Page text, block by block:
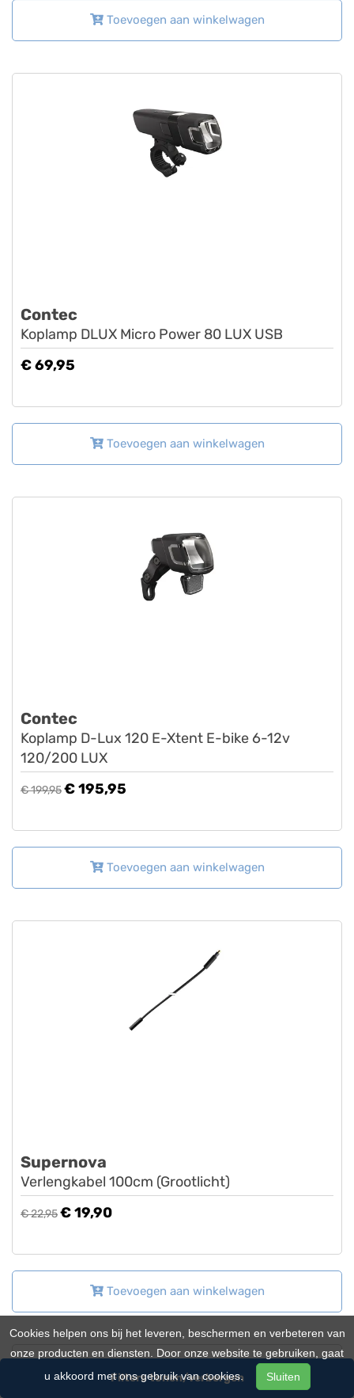
Filters tonen/verbergen
Toevoegen aan winkelwagen
Contec
Koplamp DLUX Micro Power 80 LUX USB
€ 69,95
Toevoegen aan winkelwagen
Contec
Koplamp D-Lux 120 E-Xtent E-bike 6-12v
120/200 LUX
€ 199,95€ 195,95
Toevoegen aan winkelwagen
Supernova
Verlengkabel 100cm (Grootlicht)
€ 22,95€ 19,90
Toevoegen aan winkelwagen
Cookies helpen ons bij het leveren, beschermen en verbeteren van
onze producten en diensten. Door onze website te gebruiken, gaat
u akkoord met ons gebruik van cookies.
Sluiten